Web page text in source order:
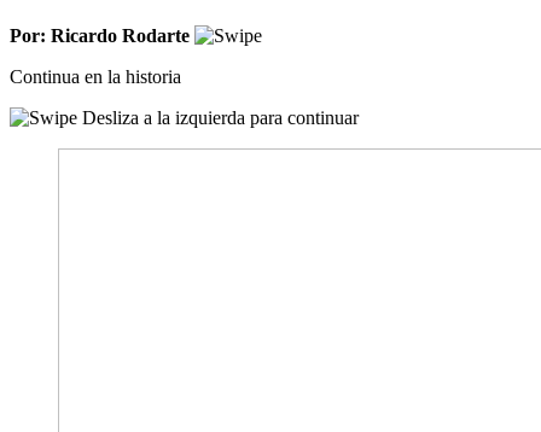
Por: Ricardo Rodarte
Continua en la historia
Desliza a la izquierda para continuar